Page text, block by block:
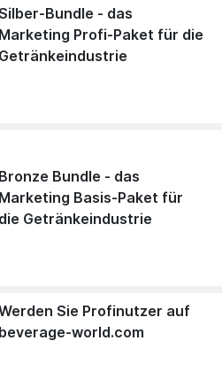
Silber-Bundle - das
Marketing Profi-Paket für die
Getränkeindustrie
Bronze Bundle - das
Marketing Basis-Paket für
die Getränkeindustrie
Sie Profinutzer auf
beverage-world.com